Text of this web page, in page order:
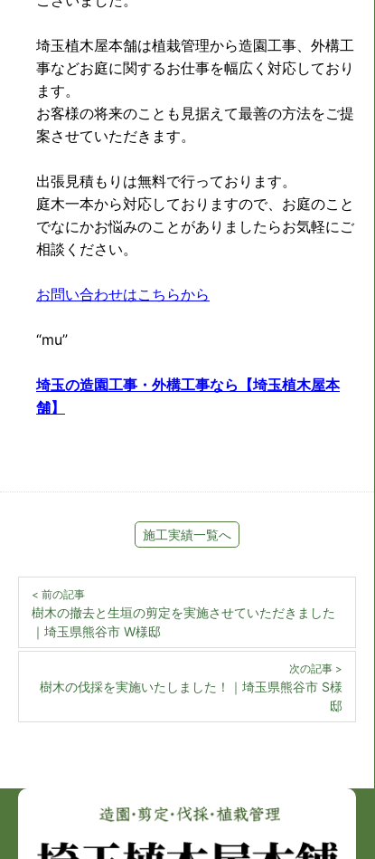
埼玉植木屋本舗は植栽管理から造園工事、外構工
事などお庭に関するお仕事を幅広く対応しており
ます。
お客様の将来のことも見据えて最善の方法をご提
案させていただきます。
出張見積もりは無料で行っております。
庭木一本から対応しておりますので、お庭のこと
でなにかお悩みのことがありましたらお気軽にご
相談ください。
お問い合わせはこちらから
“mu”
埼玉の造園工事・外構工事なら【埼玉植木屋本
舗】
施工実績一覧へ
< 前の記事
樹木の撤去と生垣の剪定を実施させていただきました
｜埼玉県熊谷市 W様邸
次の記事 >
樹木の伐採を実施いたしました！｜埼玉県熊谷市 S様
邸